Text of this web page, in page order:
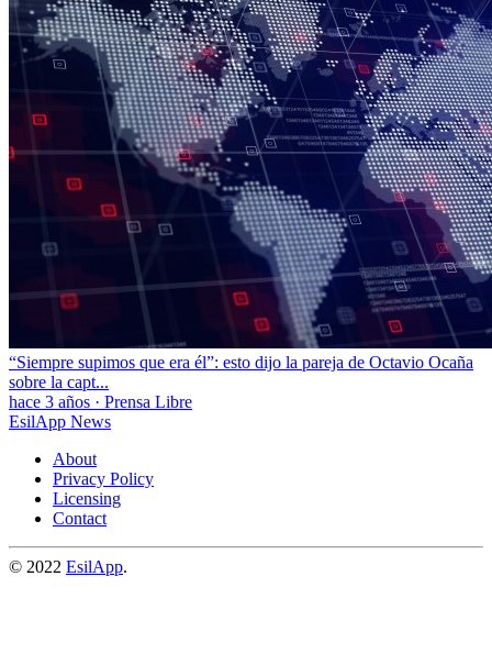
“Siempre supimos que era él”: esto dijo la pareja de Octavio Ocaña
sobre la capt...
hace 3 años · Prensa Libre
EsilApp News
About
Privacy Policy
Licensing
Contact
© 2022 EsilApp.